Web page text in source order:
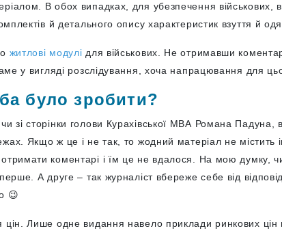
В обох випадках, для убезпечення військових,
й детального опису характеристик взуття й
житлові модулі для військових. Не отримавши
у вигляді розслідування, хоча напрацювання для
було зробити?
зі сторінки голови Курахівської МВА Романа Падуна,
Якщо ж це і не так, то жодний матеріал не містить
коментарі і їм це не вдалося. На мою думку,
А друге – так журналіст вбереже себе від
😉
цін. Лише одне видання навело приклади ринкових